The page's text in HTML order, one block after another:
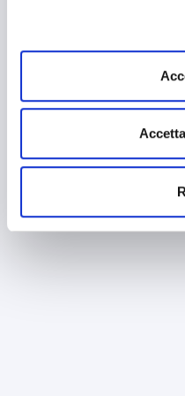
mantenendo le
attivi).